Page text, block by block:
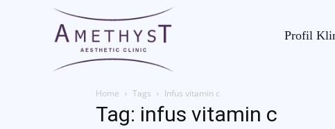
Profil
Home Tags Infus vitamin c
Tag: infus vitamin c